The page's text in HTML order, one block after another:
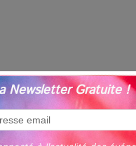
Newsletter Gratuite !